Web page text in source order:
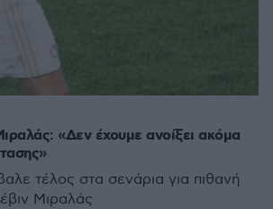
«Δεν έχουμε ανοίξει ακόμα
τέλος στα σενάρια για πιθανή
Μιραλάς